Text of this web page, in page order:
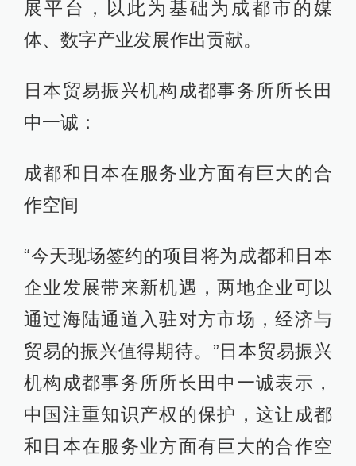
展平台，以此为基础为成都市的媒
体、数字产业发展作出贡献。
日本贸易振兴机构成都事务所所长田
中一诚：
成都和日本在服务业方面有巨大的合
作空间
“今天现场签约的项目将为成都和日本
企业发展带来新机遇，两地企业可以
通过海陆通道入驻对方市场，经济与
贸易的振兴值得期待。”日本贸易振兴
机构成都事务所所长田中一诚表示，
中国注重知识产权的保护，这让成都
和日本在服务业方面有巨大的合作空